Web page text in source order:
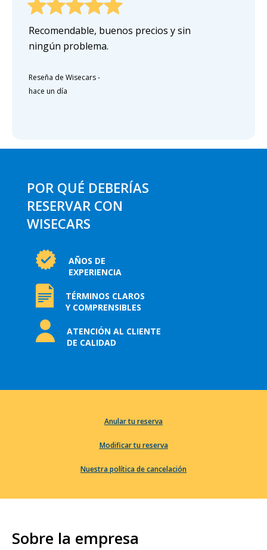
Recomendable, buenos precios y sin
ningún problema.
Reseña de Wisecars-
hace un día
POR QUÉ DEBERÍAS
RESERVAR CON
WISECARS
AÑOS DE
EXPERIENCIA
TÉRMINOS CLAROS
Y COMPRENSIBLES
ATENCIÓN AL CLIENTE
DE CALIDAD
Anular tu reserva
Modificar tu reserva
Nuestra política de cancelación
Sobre la empresa